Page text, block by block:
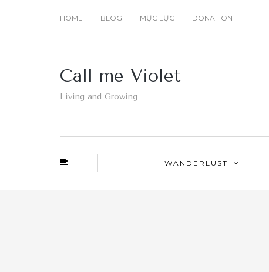
HOME BLOG MỤC LỤC DONATION
Call me Violet
Living and Growing
WANDERLUST